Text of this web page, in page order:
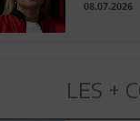
08.07.2026
LES +